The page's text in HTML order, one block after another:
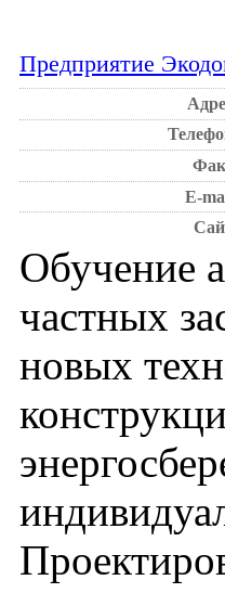
Предприятие
E-
Обучение
частных
новых